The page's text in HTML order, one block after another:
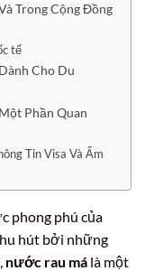
Trong Cộng Đồng
tế
Cho Du
Phần Quan
Tin Visa Và Ẩm
phong phú của
hút bởi những
nước rau má là một